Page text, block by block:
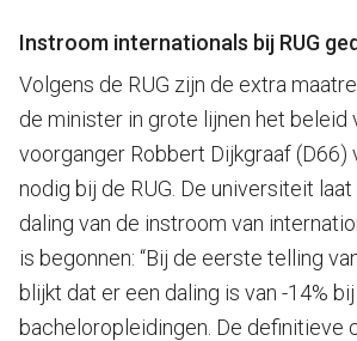
Instroom internationals bij RUG
Volgens de RUG zijn de extra
de minister in grote lijnen het beleid
voorganger Robbert Dijkgraaf (D66)
nodig bij de RUG. De universiteit
daling van de instroom van
is begonnen: “Bij de eerste telling
blijkt dat er een daling is van -14%
bacheloropleidingen. De definitieve